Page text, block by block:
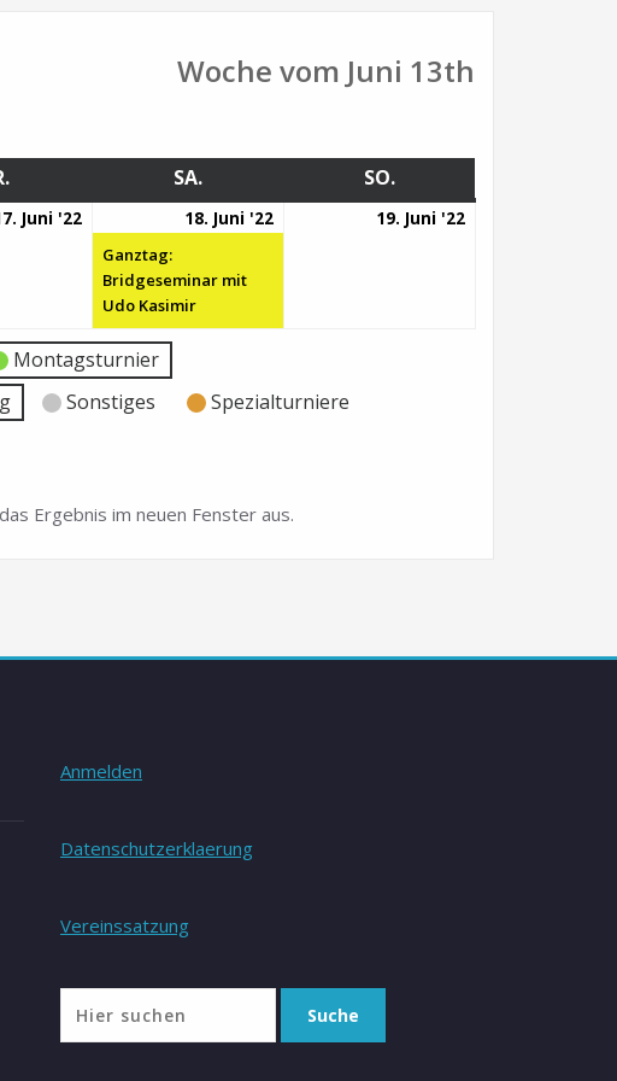
Woche vom Juni 13th
SA.SAMSTAG SO.SONNTAG
Juni '22
Juni
2022
18. Juni '22
Ganztag:
Bridgeseminar mit
Udo Kasimir
19. Juni '22
Montagsturnier
Sonstiges
Spezialturniere
Ergebnis im neuen Fenster aus.
Anmelden
Datenschutzerklaerung
Vereinssatzung